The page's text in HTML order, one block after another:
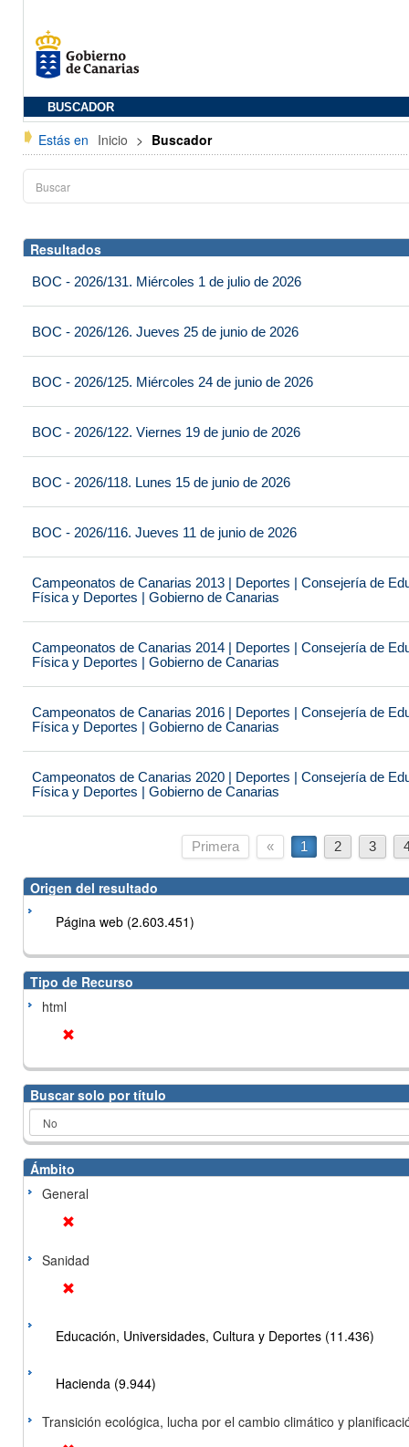
BUSCADOR
Estás en Inicio > Buscador
Resultados
BOC - 2026/131. Miércoles 1 de julio de 2026
BOC - 2026/126. Jueves 25 de junio de 2026
BOC - 2026/125. Miércoles 24 de junio de 2026
BOC - 2026/122. Viernes 19 de junio de 2026
BOC - 2026/118. Lunes 15 de junio de 2026
BOC - 2026/116. Jueves 11 de junio de 2026
Campeonatos de Canarias 2013 | Deportes | Consejería de
Física y Deportes | Gobierno de Canarias
Campeonatos de Canarias 2014 | Deportes | Consejería de
Física y Deportes | Gobierno de Canarias
Campeonatos de Canarias 2016 | Deportes | Consejería de
Física y Deportes | Gobierno de Canarias
Campeonatos de Canarias 2020 | Deportes | Consejería de
Física y Deportes | Gobierno de Canarias
Primera « 1 2 3
Origen del resultado
Página web (2.603.451)
Tipo de Recurso
html
Buscar solo por título
Ámbito
General
Sanidad
Educación, Universidades, Cultura y Deportes (11.436)
Hacienda (9.944)
Transición ecológica, lucha por el cambio climático y